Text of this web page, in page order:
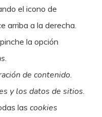
el icono de
arriba a la derecha.
la opción
.
de contenido.
y los datos de sitios.
las cookies